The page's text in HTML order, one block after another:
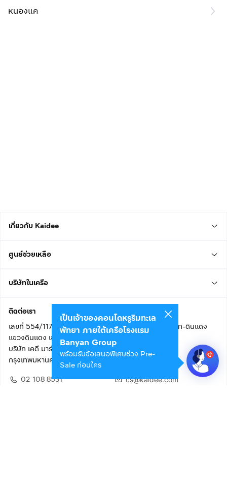
หนองแค
เกี่ยวกับ Kaidee
ศูนย์ช่วยเหลือ
บริษัทในเครือ
ติดต่อเรา
เลขที่ 554/117 อาคารสกายไนน์ เซ็นเตอร์ ชั้น 22 ถนนอโศก-ดินแดง
แขวงดินแดง เขตดินแดง
บริษัท เคดี มาร์เก็ตเพลส จำกัด (สำนักงานใหญ่)
กรุงเทพมหานคร 10400
02 108 8531
cs@kaidee.com
เป็นเจ้าของคอนโดหรูริมทะเล
พัทยา ภายใต้เครือโรงแรม
Banyan Group
พร้อมรับข้อเสนอพิเศษช่วง Pre-
Sale ก่อนใคร